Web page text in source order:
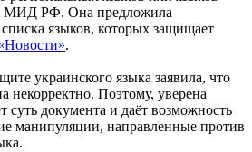
МИД РФ. Она предложила
языков, которых защищает
.
украинского языка заявила, что
некорректно. Поэтому, уверена
суть документа и даёт возможность
манипуляции, направленные против